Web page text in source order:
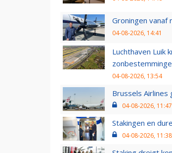
Groningen vanaf
04-08-2026, 14:41
Luchthaven Luik
04-08-2026, 13:54
Brussels
04-08-2026, 11:47
Stakingen en
04-08-2026, 11:38